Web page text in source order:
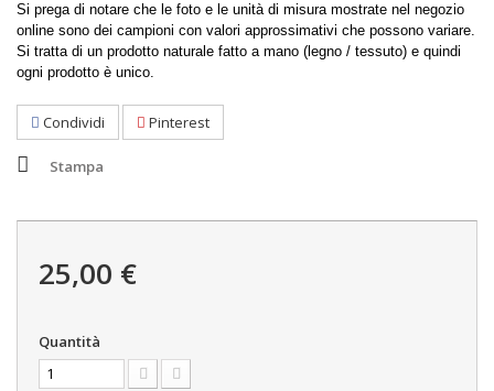
Si prega di notare che le foto e le unità di misura mostrate nel negozio
online sono dei campioni con valori approssimativi che possono variare.
Si tratta di un prodotto naturale fatto a mano (legno / tessuto) e quindi
ogni prodotto è unico.
Condividi Pinterest
Stampa
25,00 €
Quantità